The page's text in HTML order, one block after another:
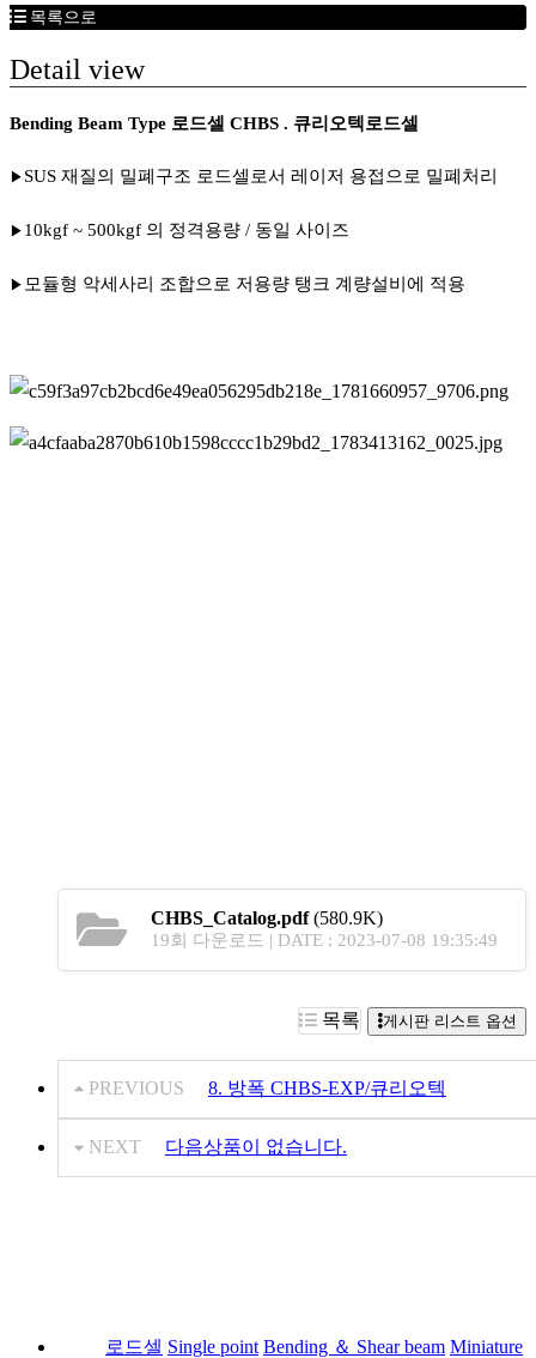
목록으로
Detail view
Bending Beam Type 로드셀 CHBS . 큐리오텍로드셀
▶ SUS 재질의 밀폐구조 로드셀로서 레이저 용접으로 밀폐처리
▶ 10kgf ~ 500kgf 의 정격용량 / 동일 사이즈
▶ 모듈형 악세사리 조합으로 저용량 탱크 계량설비에 적용
CHBS_Catalog.pdf(580.9K)
19회 다운로드 | DATE : 2023-07-08 19:35:49
목록 게시판 리스트 옵션
PREVIOUS 8. 방폭 CHBS-EXP/큐리오텍
NEXT 다음상품이 없습니다.
로드셀 Single point Bending ＆ Shear beam Miniature